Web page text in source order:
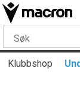
Klubbshop